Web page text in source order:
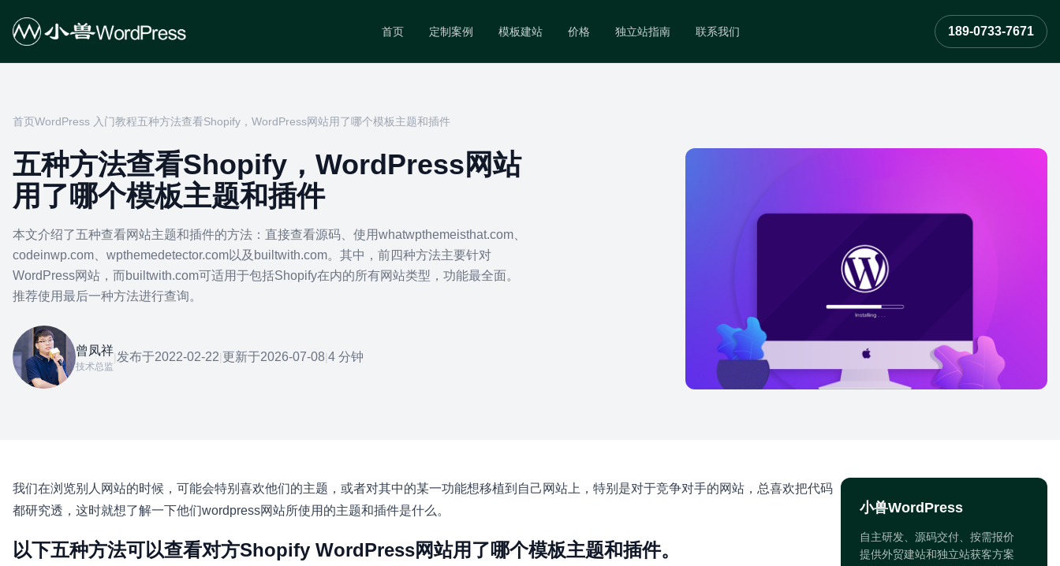
首页 定制案例 模板建站 价格 独立站指南 联系我们 189-0733-7671
首页WordPress 入门教程五种方法查看Shopify，WordPress网站用了哪个模板主题和插件
五种方法查看Shopify，WordPress网站
用了哪个模板主题和插件
本文介绍了五种查看网站主题和插件的方法：直接查看源码、使用whatwpthemeisthat.com、
codeinwp.com、wpthemedetector.com以及builtwith.com。其中，前四种方法主要针对
WordPress网站，而builtwith.com可适用于包括Shopify在内的所有网站类型，功能最全面。
推荐使用最后一种方法进行查询。
曾凤祥
技术总监
|发布于2022-02-22|更新于2026-07-08|4 分钟
我们在浏览别人网站的时候，可能会特别喜欢他们的主题，或者对其中的某一功能想移植到自己网站上，特别是对于竞争对手的网站，总喜欢把代码
都研究透，这时就想了解一下他们wordpress网站所使用的主题和插件是什么。
以下五种方法可以查看对方Shopify WordPress网站用了哪个模板主题和插件。
小兽WordPress
自主研发、源码交付、按需报价
提供外贸建站和独立站获客方案